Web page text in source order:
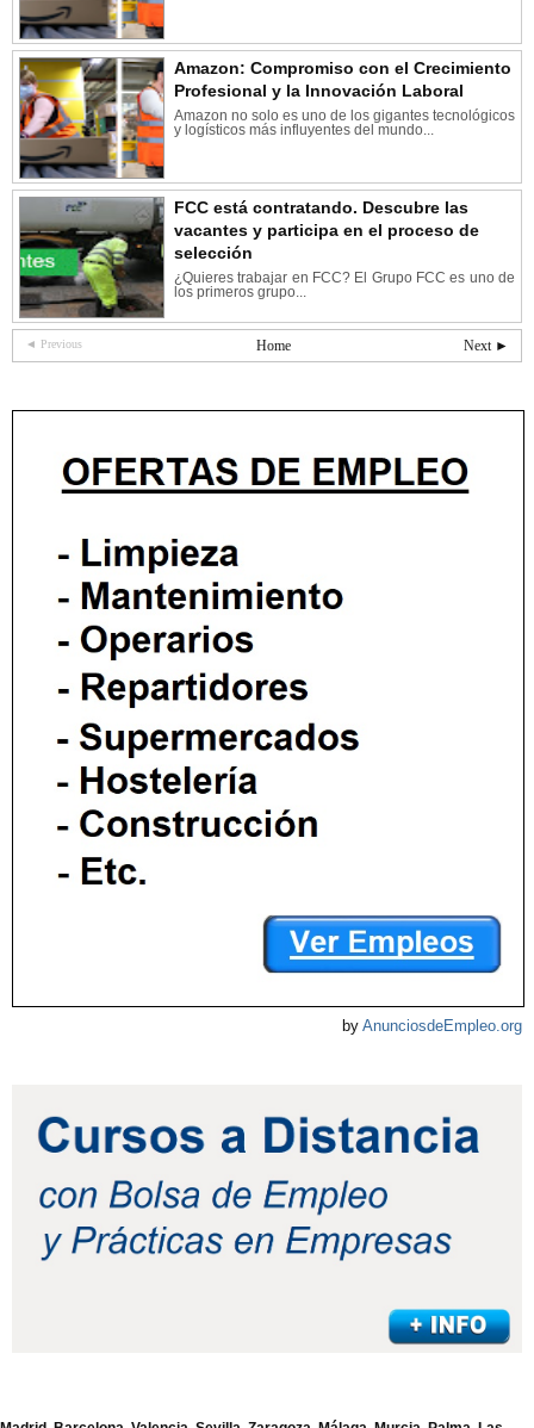
Amazon: Compromiso con el Crecimiento
Profesional y la Innovación Laboral
Amazon no solo es uno de los gigantes tecnológicos
y logísticos más influyentes del mundo...
FCC está contratando. Descubre las
vacantes y participa en el proceso de
selección
¿Quieres trabajar en FCC? El Grupo FCC es uno de
los primeros grupo...
◄ Previous Next ►
Home
by AnunciosdeEmpleo.org